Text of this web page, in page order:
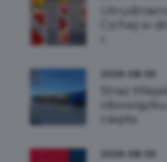
Cichej w
2026-08-05
Straż
ciepła
2026-08-05